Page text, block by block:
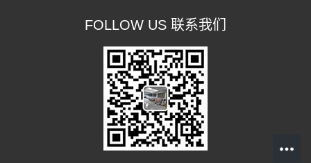
FOLLOW US 联系我们